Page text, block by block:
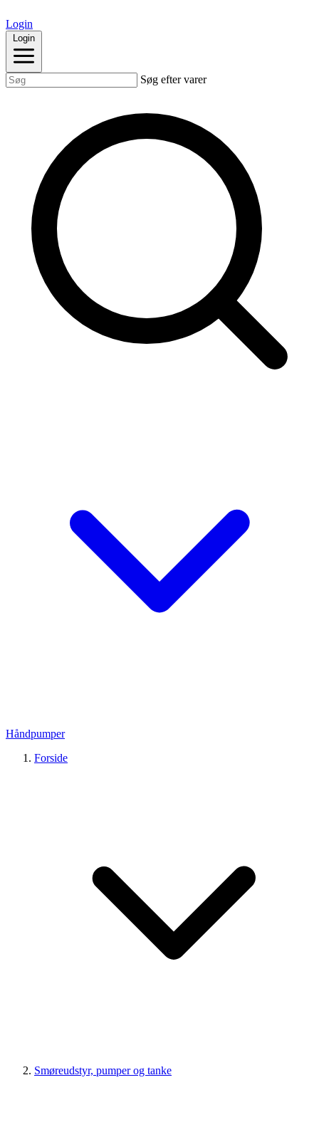
Login
Login
Søg efter varer
Håndpumper
Forside
Smøreudstyr, pumper og tanke